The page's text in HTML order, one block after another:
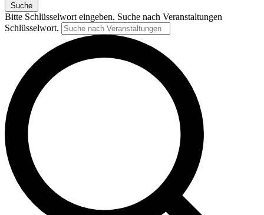
Suche
Bitte Schlüsselwort eingeben. Suche nach Veranstaltungen
Schlüsselwort.